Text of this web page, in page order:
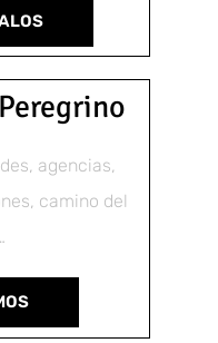
agencias,
camino del